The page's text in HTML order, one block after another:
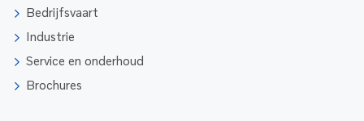
Bedrijfsvaart
Industrie
Service en onderhoud
Brochures